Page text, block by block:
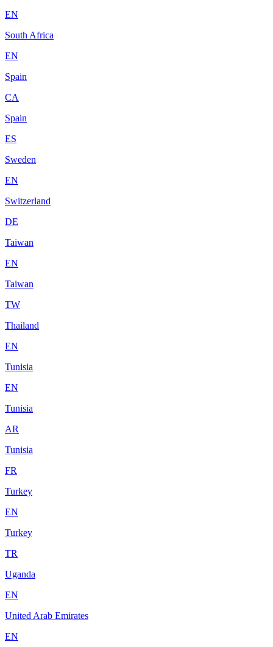
EN
South Africa
EN
Spain
CA
Spain
ES
Sweden
EN
Switzerland
DE
Taiwan
EN
Taiwan
TW
Thailand
EN
Tunisia
EN
Tunisia
AR
Tunisia
FR
Turkey
EN
Turkey
TR
Uganda
EN
United Arab Emirates
EN